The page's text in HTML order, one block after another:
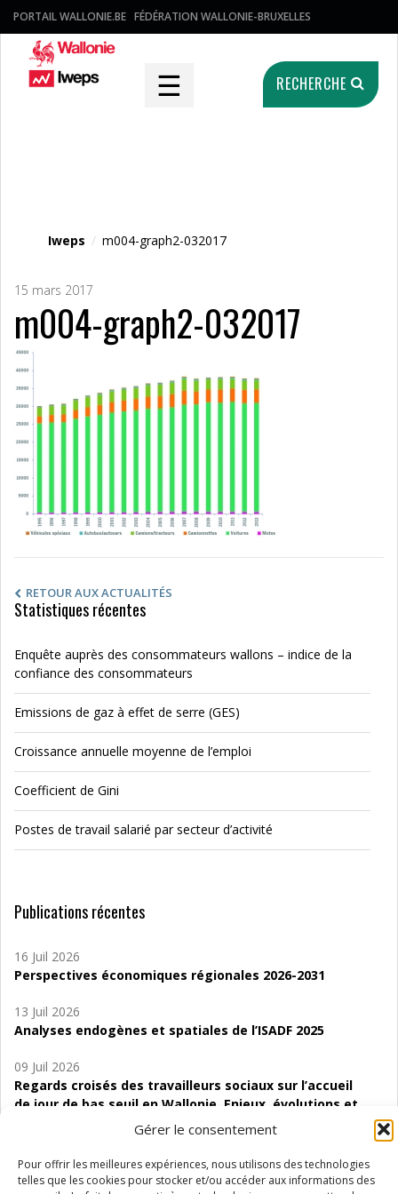
Gérer le consentement
Pour offrir les meilleures expériences, nous utilisons des technologies
telles que les cookies pour stocker et/ou accéder aux informations des
PORTAIL WALLONIE.BE FÉDÉRATION WALLONIE-BRUXELLES
☰ RECHERCHE
Iweps / m004-graph2-032017
15 mars 2017
m004-graph2-032017
RETOUR AUX ACTUALITÉS
Statistiques récentes
Enquête auprès des consommateurs wallons – indice de la
confiance des consommateurs
Emissions de gaz à effet de serre (GES)
Croissance annuelle moyenne de l’emploi
Coefficient de Gini
Postes de travail salarié par secteur d’activité
Publications récentes
16 Juil 2026
Perspectives économiques régionales 2026-2031
13 Juil 2026
Analyses endogènes et spatiales de l’ISADF 2025
09 Juil 2026
Regards croisés des travailleurs sociaux sur l’accueil
de jour de bas seuil en Wallonie. Enjeux, évolutions et
06 Juil 2026
Étude d’évaluabilité des Structures